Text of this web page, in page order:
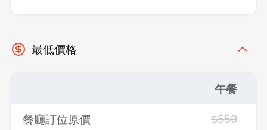
最低價格
午餐
餐廳訂位原價 $550